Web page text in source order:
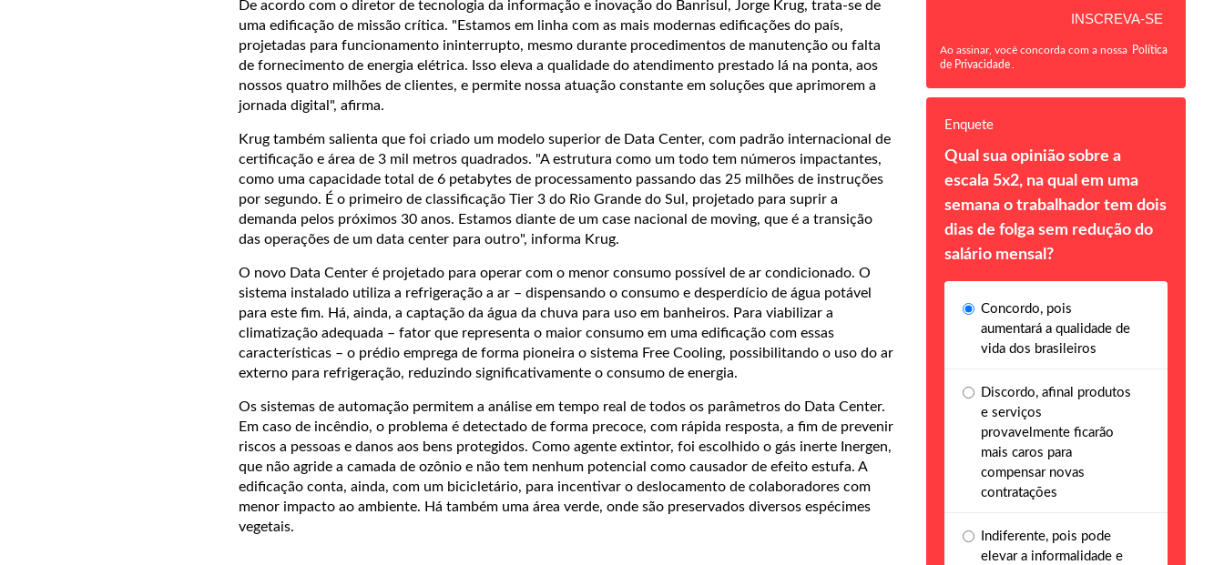
De acordo com o diretor de tecnologia da informação e inovação do Banrisul, Jorge Krug, trata-se de
uma edificação de missão crítica. "Estamos em linha com as mais modernas edificações do país,
projetadas para funcionamento ininterrupto, mesmo durante procedimentos de manutenção ou falta
de fornecimento de energia elétrica. Isso eleva a qualidade do atendimento prestado lá na ponta, aos
nossos quatro milhões de clientes, e permite nossa atuação constante em soluções que aprimorem a
jornada digital", afirma.
Krug também salienta que foi criado um modelo superior de Data Center, com padrão internacional de
certificação e área de 3 mil metros quadrados. "A estrutura como um todo tem números impactantes,
como uma capacidade total de 6 petabytes de processamento passando das 25 milhões de instruções
por segundo. É o primeiro de classificação Tier 3 do Rio Grande do Sul, projetado para suprir a
demanda pelos próximos 30 anos. Estamos diante de um case nacional de moving, que é a transição
das operações de um data center para outro", informa Krug.
O novo Data Center é projetado para operar com o menor consumo possível de ar condicionado. O
sistema instalado utiliza a refrigeração a ar – dispensando o consumo e desperdício de água potável
para este fim. Há, ainda, a captação da água da chuva para uso em banheiros. Para viabilizar a
climatização adequada – fator que representa o maior consumo em uma edificação com essas
características – o prédio emprega de forma pioneira o sistema Free Cooling, possibilitando o uso do ar
externo para refrigeração, reduzindo significativamente o consumo de energia.
Os sistemas de automação permitem a análise em tempo real de todos os parâmetros do Data Center.
Em caso de incêndio, o problema é detectado de forma precoce, com rápida resposta, a fim de prevenir
riscos a pessoas e danos aos bens protegidos. Como agente extintor, foi escolhido o gás inerte Inergen,
que não agride a camada de ozônio e não tem nenhum potencial como causador de efeito estufa. A
edificação conta, ainda, com um bicicletário, para incentivar o deslocamento de colaboradores com
menor impacto ao ambiente. Há também uma área verde, onde são preservados diversos espécimes
vegetais.
Ao assinar, você concorda com a nossa Política
de Privacidade
Enquete
Qual sua opinião sobre a
escala 5x2, na qual em uma
semana o trabalhador tem dois
dias de folga sem redução do
salário mensal?
Concordo, pois
aumentará a qualidade de
vida dos brasileiros
Discordo, afinal produtos
e serviços
provavelmente ficarão
mais caros para
compensar novas
contratações
Indiferente, pois pode
elevar a informalidade e